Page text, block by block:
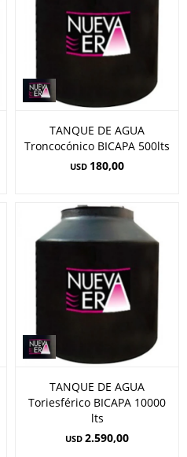
TANQUE DE AGUA
Troncocónico BICAPA 500lts
USD 180,00
TANQUE DE AGUA
Toriesférico BICAPA 10000
lts
USD 2.590,00